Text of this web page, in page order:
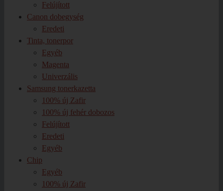
Felújított
Canon dobegység
Eredeti
Tinta, tonerpor
Egyéb
Magenta
Univerzális
Samsung tonerkazetta
100% új Zafir
100% új fehér dobozos
Felújított
Eredeti
Egyéb
Chip
Egyéb
100% új Zafir